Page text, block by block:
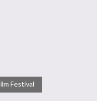
Festival